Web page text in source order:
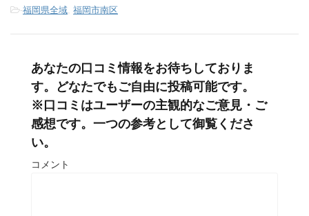
-福岡県全域, 福岡市南区
あなたの口コミ情報をお待ちしておりま
す。どなたでもご自由に投稿可能です。
※口コミはユーザーの主観的なご意見・ご
感想です。一つの参考として御覧くださ
い。
コメント